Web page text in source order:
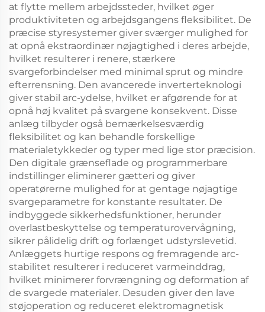
at flytte mellem arbejdssteder, hvilket øger
produktiviteten og arbejdsgangens fleksibilitet. De
præcise styresystemer giver sværger mulighed for
at opnå ekstraordinær nøjagtighed i deres arbejde,
hvilket resulterer i renere, stærkere
svargeforbindelser med minimal sprut og mindre
efterrensning. Den avancerede inverterteknologi
giver stabil arc-ydelse, hvilket er afgørende for at
opnå høj kvalitet på svargene konsekvent. Disse
anlæg tilbyder også bemærkelsesværdig
fleksibilitet og kan behandle forskellige
materialetykkeder og typer med lige stor præcision.
Den digitale grænseflade og programmerbare
indstillinger eliminerer gætteri og giver
operatørerne mulighed for at gentage nøjagtige
svargeparametre for konstante resultater. De
indbyggede sikkerhedsfunktioner, herunder
overlastbeskyttelse og temperaturovervågning,
sikrer pålidelig drift og forlænget udstyrslevetid.
Anlæggets hurtige respons og fremragende arc-
stabilitet resulterer i reduceret varmeinddrag,
hvilket minimerer forvrængning og deformation af
de svargede materialer. Desuden giver den lave
støjoperation og reduceret elektromagnetisk